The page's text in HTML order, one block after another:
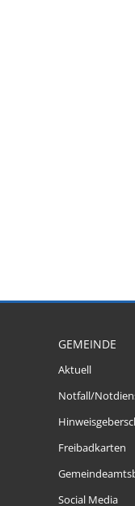
GEMEINDE
Aktuell
Notfall/
Freibadkarten
Social Media